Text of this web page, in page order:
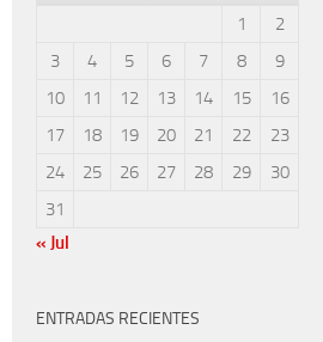
1
2
3
4 5 6 7 8
9
10
11 12 13 14 15
16
17
18 19 20 21 22
23
24
25 26 27 28 29
30
31
« Jul
ENTRADAS RECIENTES